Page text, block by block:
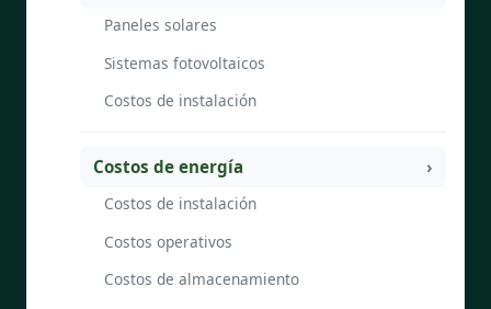
Paneles solares
Sistemas fotovoltaicos
Costos de instalación
Costos de energía
Costos de instalación
Costos operativos
Costos de almacenamiento